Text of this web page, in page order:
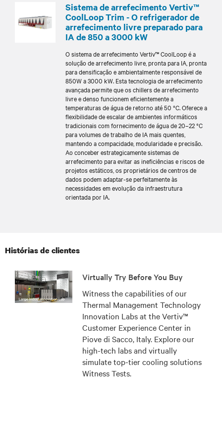
Sistema de arrefecimento Vertiv™
CoolLoop Trim - O refrigerador de
arrefecimento livre preparado para
IA de 850 a 3000 kW
O sistema de arrefecimento Vertiv™ CoolLoop é a
solução de arrefecimento livre, pronta para IA, pronta
para densificação e ambientalmente responsável de
850W a 3000 kW. Esta tecnologia de arrefecimento
avançada permite que os chillers de arrefecimento
livre e denso funcionem eficientemente a
temperaturas de água de retorno até 50 °C. Oferece a
flexibilidade de escalar de ambientes informáticos
tradicionais com fornecimento de água de 20–22 °C
para volumes de trabalho de IA mais quentes,
mantendo a compacidade, modularidade e precisão.
Ao conceber estrategicamente sistemas de
arrefecimento para evitar as ineficiências e riscos de
projetos estáticos, os proprietários de centros de
dados podem adaptar-se perfeitamente às
necessidades em evolução da infraestrutura
orientada por IA.
Histórias de clientes
Virtually Try Before You Buy
Witness the capabilities of our
Thermal Management Technology
Innovation Labs at the Vertiv™
Customer Experience Center in
Piove di Sacco, Italy. Explore our
high-tech labs and virtually
simulate top-tier cooling solutions
Witness Tests.